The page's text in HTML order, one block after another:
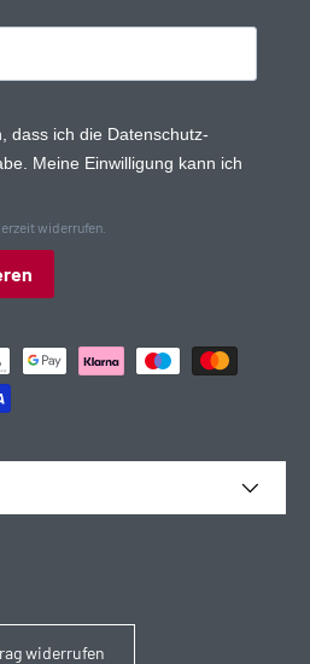
dass ich die Daten­schutz­
Meine Einwilligung kann ich
widerrufen.
widerrufen